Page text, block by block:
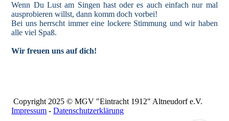
Wenn Du Lust am Singen hast oder es auch einfach nur mal
ausprobieren willst, dann komm doch vorbei!
Bei uns herrscht immer eine lockere Stimmung und wir haben
alle viel Spaß.
Wir freuen uns auf dich!
Copyright 2025 © MGV "Eintracht 1912" Altneudorf e.V.
Impressum -Datenschutzerklärung